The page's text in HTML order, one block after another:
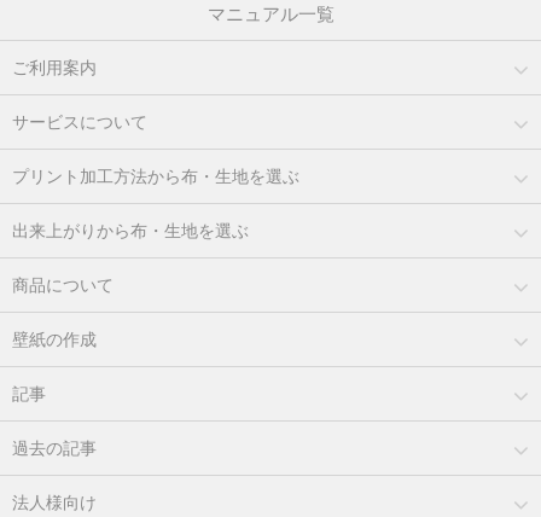
マニュアル一覧
ご利用案内
サービスについて
プリント加工方法から布・生地を選ぶ
出来上がりから布・生地を選ぶ
商品について
壁紙の作成
記事
過去の記事
法人様向け